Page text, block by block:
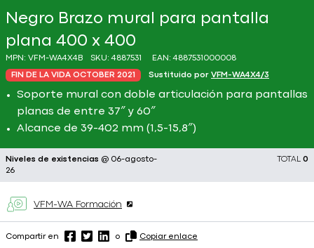
Negro Brazo mural para pantalla
plana 400 x 400
MPN: VFM-WA4X4B SKU:4887531 EAN:4887531000008
FIN DE LA VIDA OCTOBER 2021 Sustituido por VFM-WA4X4/3
Soporte mural con doble articulación para pantallas
planas de entre 37″ y 60″
Alcance de 39-402 mm (1,5-15,8″)
Niveles de existencias @ 06-agosto-
26
TOTAL 0
VFM-WA Formación
Compartir en o Copiar enlace